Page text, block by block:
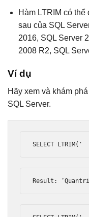
Hàm LTRIM có
sau của SQL
2016, SQL Server
2008 R2, SQL
Ví dụ
Hãy xem và khám
SQL Server.
SELECT LTRIM ( '
Result : ‘